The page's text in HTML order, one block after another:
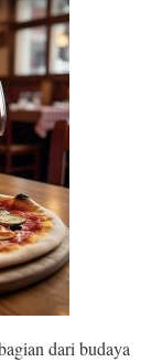
dari budaya